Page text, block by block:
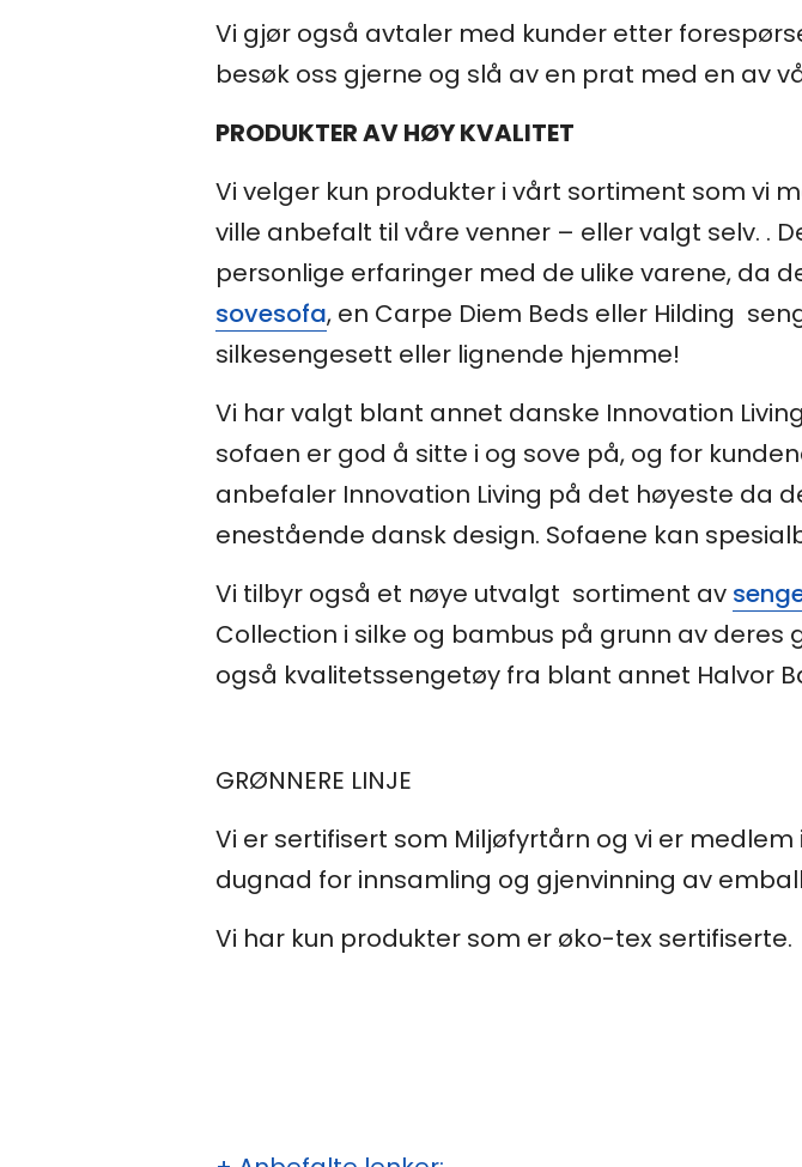
Vi gjør også avtaler med kunder etter
besøk oss gjerne og slå av en prat med en av
PRODUKTER AV HØY KVALITET
Vi velger kun produkter i vårt sortiment som vi
ville anbefalt til våre venner – eller valgt selv. .
personlige erfaringer med de ulike varene, da
sovesofa, en Carpe Diem Beds eller Hilding
silkesengesett eller lignende hjemme!
Vi har valgt blant annet danske Innovation
sofaen er god å sitte i og sove på, og for
anbefaler Innovation Living på det høyeste da
enestående dansk design. Sofaene kan
Vi tilbyr også et nøye utvalgt sortiment av
Collection i silke og bambus på grunn av deres
også kvalitetssengetøy fra blant annet Halvor
GRØNNERE LINJE
Vi er sertifisert som Miljøfyrtårn og vi er
dugnad for innsamling og gjenvinning av
Vi har kun produkter som er øko-tex sertifiserte.